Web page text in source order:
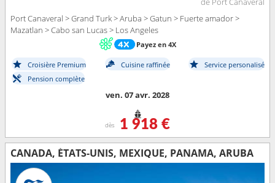
Port Canaveral > Grand Turk > Aruba > Gatun > Fuerte amador >
Mazatlan > Cabo san Lucas > Los Angeles
Payez en 4X
Croisière Premium Cuisine raffinée
Service personalisé
Pension complète
ven. 07 avr. 2028
dès 1 918 €
CANADA, ÉTATS-UNIS, MEXIQUE, PANAMA, ARUBA